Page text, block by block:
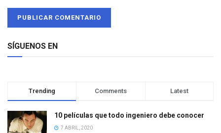
SÍGUENOS EN
Trending Comments Latest
10 películas que todo ingeniero debe conocer
7 ABRIL, 2020